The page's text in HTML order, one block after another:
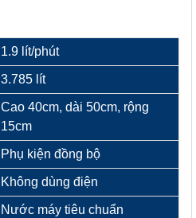
1.9 lít/phút
3.785 lít
Cao 40cm, dài 50cm, rộng
15cm
Phụ kiện đồng bộ
Không dùng điện
Nước máy tiêu chuẩn